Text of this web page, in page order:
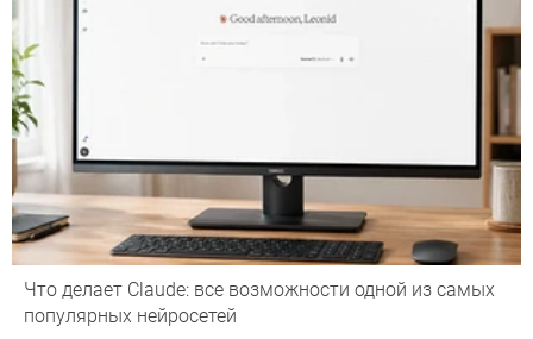
Что делает Сlaude: все возможности одной из самых
популярных нейросетей